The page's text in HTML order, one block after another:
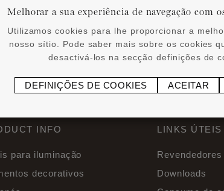
e deve ser revestido com ADEFIX ®
INFO
para iluminação
decorativos
LINKS ÚTEIS
Downloads
Melhorar a sua experiência de navegação com
Utilizamos cookies para lhe proporcionar a
nosso sítio. Pode saber mais sobre os cookies
desactivá-los na secção definições de
DEFINIÇÕES DE COOKIES ACEITAR